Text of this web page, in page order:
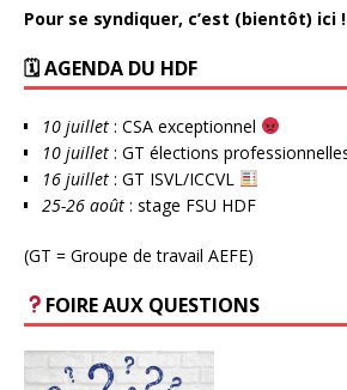
Pour se syndiquer, c’est (bientôt) ici !
🗓 AGENDA DU HDF
10 juillet : CSA exceptionnel
10 juillet : GT élections
16 juillet : GT ISVL/ICCVL
25-26 août : stage FSU HDF
(GT = Groupe de travail AEFE)
FOIRE AUX QUESTIONS